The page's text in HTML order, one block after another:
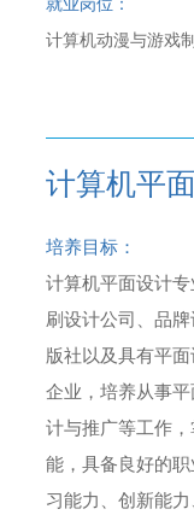
计算机动漫与游戏
计算机平
培养目标：
计算机平面设计
刷设计公司、品
版社以及具有平
企业，培养从事
计与推广等工作
能，具备良好的
习能力、创新能